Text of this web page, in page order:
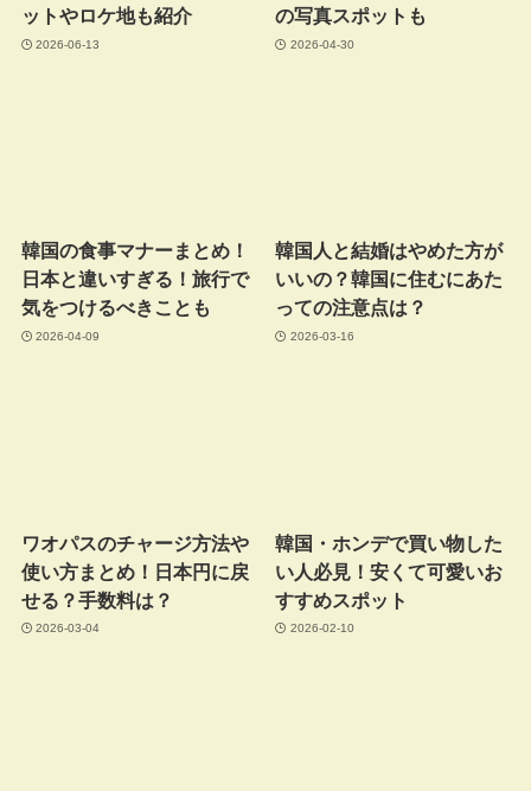
ットやロケ地も紹介
2026-06-13
の写真スポットも
2026-04-30
韓国の食事マナーまとめ！
日本と違いすぎる！旅行で
気をつけるべきことも
2026-04-09
韓国人と結婚はやめた方が
いいの？韓国に住むにあた
っての注意点は？
2026-03-16
ワオパスのチャージ方法や
使い方まとめ！日本円に戻
せる？手数料は？
2026-03-04
韓国・ホンデで買い物した
い人必見！安くて可愛いお
すすめスポット
2026-02-10